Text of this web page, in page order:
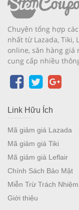
Chuyên tổng hợp
nhất từ Lazada, Tiki,
online, săn hàng giá
cung cấp nhiều
Link Hữu Ích
Mã giảm giá Lazada
Mã giảm giá Tiki
Mã giảm giá Leflair
Chính Sách Bảo Mật
Miễn Trừ Trách Nhiệm
Giới thiệu